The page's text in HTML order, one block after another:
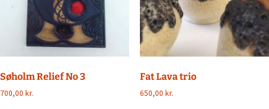
Søholm Relief No 3
700,00 kr.
Fat Lava trio
650,00 kr.